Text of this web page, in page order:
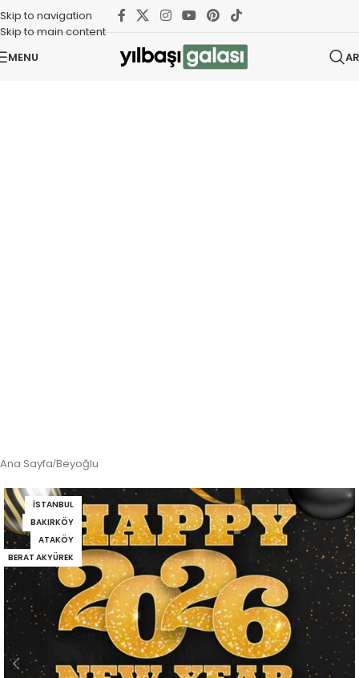
Skip to navigation
Skip to main content
MENU
Ana Sayfa/Beyoğlu
İSTANBUL
BAKIRKÖY
ATAKÖY
BERAT AKYÜREK